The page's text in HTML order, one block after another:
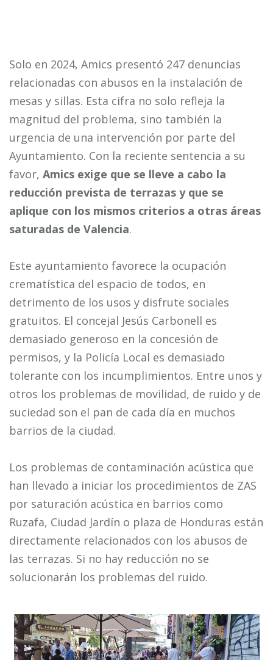
Solo en 2024, Amics presentó 247 denuncias
relacionadas con abusos en la instalación de
mesas y sillas. Esta cifra no solo refleja la
magnitud del problema, sino también la
urgencia de una intervención por parte del
Ayuntamiento. Con la reciente sentencia a su
favor, Amics exige que se lleve a cabo la
reducción prevista de terrazas y que se
aplique con los mismos criterios a otras áreas
saturadas de Valencia.
Este ayuntamiento favorece la ocupación
crematística del espacio de todos, en
detrimento de los usos y disfrute sociales
gratuitos. El concejal Jesús Carbonell es
demasiado generoso en la concesión de
permisos, y la Policía Local es demasiado
tolerante con los incumplimientos. Entre unos y
otros los problemas de movilidad, de ruido y de
suciedad son el pan de cada día en muchos
barrios de la ciudad.
Los problemas de contaminación acústica que
han llevado a iniciar los procedimientos de ZAS
por saturación acústica en barrios como
Ruzafa, Ciudad Jardín o plaza de Honduras están
directamente relacionados con los abusos de
las terrazas. Si no hay reducción no se
solucionarán los problemas del ruido.